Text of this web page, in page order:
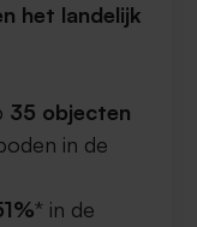
het landelijk
35 objecten
in de
* in de